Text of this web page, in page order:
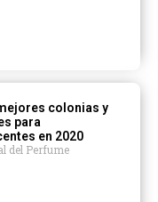
colonias y
para
en 2020
del Perfume